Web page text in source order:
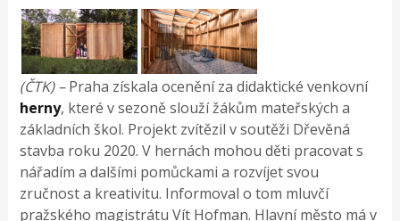
(ČTK) –Praha získala ocenění za didaktické venkovní
herny, které v sezoně slouží žákům mateřských a
základních škol. Projekt zvítězil v soutěži Dřevěná
stavba roku 2020. V hernách mohou děti pracovat s
nářadím a dalšími pomůckami a rozvíjet svou
zručnost a kreativitu. Informoval o tom mluvčí
pražského magistrátu Vít Hofman. Hlavní město má v